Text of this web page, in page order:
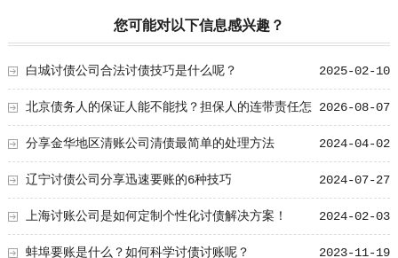
您可能对以下信息感兴趣？
2025-02-10
白城讨债公司合法讨债技巧是什么呢？
2026-08-07
北京债务人的保证人能不能找？担保人的连带责任怎
么追 2024-04-02
分享金华地区清账公司清债最简单的处理方法
2024-07-27
辽宁讨债公司分享迅速要账的6种技巧
2024-02-03
上海讨账公司是如何定制个性化讨债解决方案！
2023-11-19
蚌埠要账是什么？如何科学讨债讨账呢？